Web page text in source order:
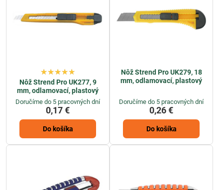
pri precíznych prácach. Sú vybavené ostrými a odolnými nožmi,
ktoré umožňujú jednoduché a presné odlamovanie materiálov podľa
Pri práci s odlamovacími nožmi sú bezpečnosť a presnosť kľúčovými
faktormi. Ich ergonomický dizajn a bezpečnostné prvky zabezpečujú
bezproblémové a bezpečné použitie. Vďaka svojej jednoduchej
obsluhe sú vhodné nielen pre skúsených profesionálov, ale aj pre
domácich majstrov a remeselníkov.
Odlamovacie nože s planžetami
tak predstavujú spoľahlivý a efektívny nástroj, ktorý neodmysliteľne
patrí do každej dielne a na každú stavbu. Ich výkonnosť a
univerzálnosť ich robí nenahraditeľnými pre každého, kto sa zaoberá
Nôž Strend Pro UK277, 9
mm, odlamovací, plastový
Doručíme do 5 pracovných dní
0,17 €
Do košíka
Nôž Strend Pro UK279, 18
mm, odlamovací, plastový
Doručíme do 5 pracovných dní
0,26 €
Do košíka